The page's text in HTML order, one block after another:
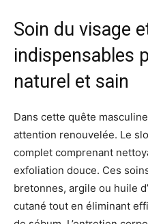
Soin du visage
indispensables
naturel et sain
Dans cette quête
attention renouvelée. Le
complet comprenant
exfoliation douce. Ces
bretonnes, argile ou huile
cutané tout en éliminant